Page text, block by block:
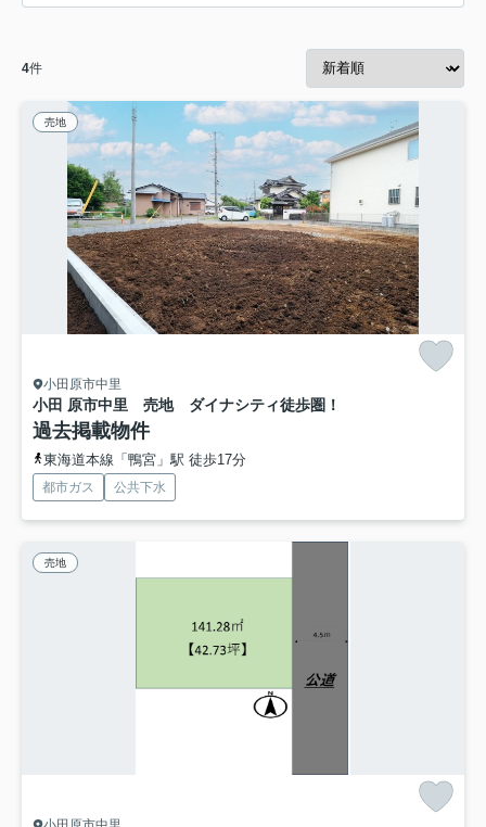
4件
売地
小田原市中里
小田 原市中里 売地 ダイナシティ徒歩圏！
過去掲載物件
東海道本線「鴨宮」駅 徒歩17分
都市ガス 公共下水
売地